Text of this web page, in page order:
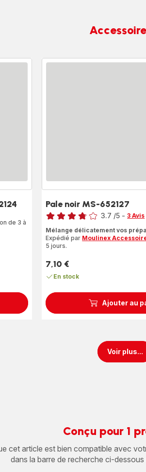
de 3 à
Ajouter au
Pale noir MS-652127
Note
3.7 /5 - 3 Avis
Mélange délicatement vos
Expédié par Moulinex
5 jours.
Prix
7,10 €
En stock
Voir plus...
Conçu pour 1
cet article est bien compatible avec
dans la barre de recherche ci-